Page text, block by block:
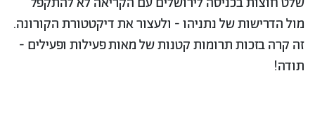
מול הדרישות של נתניהו - ולעצור את דיקטטורת הקורונה.
זה קרה בזכות תרומות קטנות של מאות פעילות ופעילים -
תודה!